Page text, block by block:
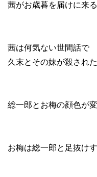
茜がお歳暮を届けに来る
茜は何気ない世間話で
久末とその妹が殺され
総一郎とお梅の顔色が変
お梅は総一郎と足抜け